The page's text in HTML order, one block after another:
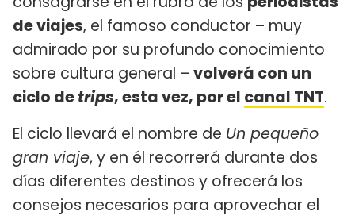
de viajes, el famoso conductor – muy
admirado por su profundo conocimiento
sobre cultura general – volverá con un
ciclo detrips, esta vez, por el canal TNT.
El ciclo llevará el nombre de Un pequeño
gran viaje, y en él recorrerá durante dos
días diferentes destinos y ofrecerá los
consejos necesarios para aprovechar el